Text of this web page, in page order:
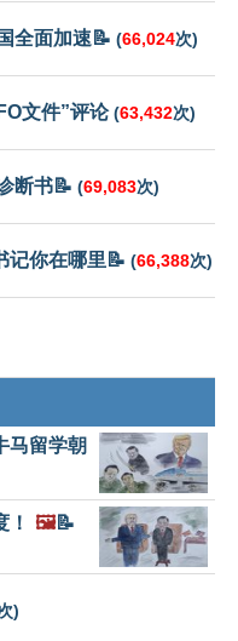
全面加速📝 (66,024次)
文件”评论(63,432次)
断书📝 (69,083次)
记你在哪里📝 (66,388次)
马留学朝
🖼️📝
)